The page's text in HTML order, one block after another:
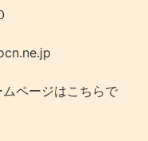
ページはこちらで